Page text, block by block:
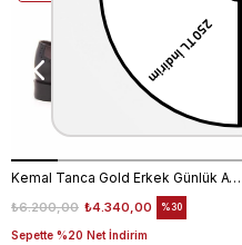
Kemal Tanca Gold Erkek Günlük Ayakkabı 6612-152
₺4.340,00
₺6.200,00
Sepette %20 Net İndirim
%30